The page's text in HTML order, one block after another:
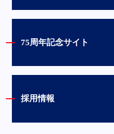
75周年記念サイト
採用情報